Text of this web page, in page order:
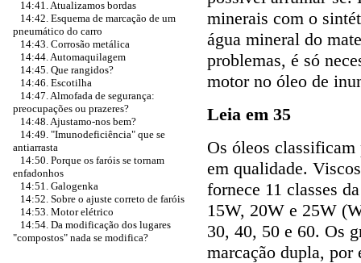
14:41. Atualizamos bordas
14:42. Esquema de marcação de um
pneumático do carro
14:43. Corrosão metálica
14:44. Automaquilagem
14:45. Que rangidos?
14:46. Escotilha
14:47. Almofada de segurança:
preocupações ou prazeres?
14:48. Ajustamo-nos bem?
14:49. "Imunodeficiência" que se
antiarrasta
14:50. Porque os faróis se tornam
enfadonhos
14:51. Galogenka
14:52. Sobre o ajuste correto de faróis
14:53. Motor elétrico
14:54. Da modificação dos lugares
"compostos" nada se modifica?
minerais com o
água mineral do
problemas, é só
motor no óleo de
Leia em 35
Os óleos classificam
em qualidade.
fornece 11 classes
15W, 20W e 25W
30, 40, 50 e 60. Os
marcação dupla,